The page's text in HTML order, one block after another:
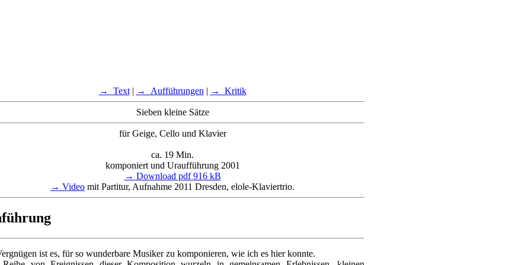
→ Text| → Aufführungen | → Kritik
Sieben kleine Sätze
für Geige, Cello und Klavier
ca. 19 Min.
komponiert und Uraufführung 2001
→ Download pdf 916 kB
→ Video mit Partitur, Aufnahme 2011 Dresden, elole-Klaviertrio.
ist es, für so wunderbare Musiker zu komponieren, wie ich es hier konnte.